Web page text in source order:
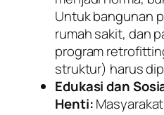
Untuk bangunan
rumah sakit, dan
program
struktur) harus
Edukasi dan
Henti: